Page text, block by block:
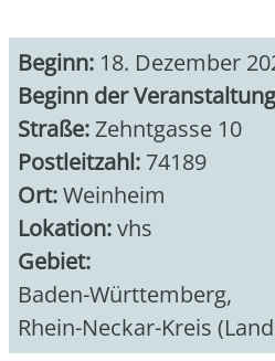
Beginn: 18. Dezember
Beginn der
Straße:Zehntgasse 10
Postleitzahl: 74189
Ort:Weinheim
Lokation:vhs
Gebiet:
Baden-Württemberg,
Rhein-Neckar-Kreis